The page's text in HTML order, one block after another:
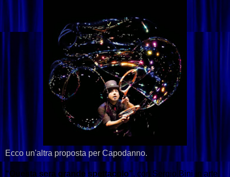
Ecco un'altra proposta per Capodanno.
“Questa sera grande spettacolo”, con Sergio Bini in arte